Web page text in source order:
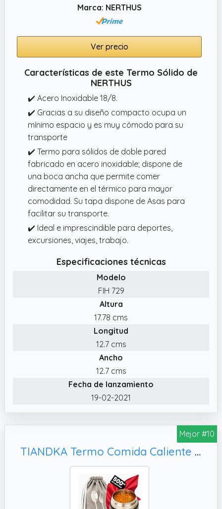
Marca: NERTHUS
Ver precio
Características de este Termo Sólido de
NERTHUS
✔️ Acero Inoxidable 18/8.
✔️ Gracias a su diseño compacto ocupa un
mínimo espacio y es muy cómodo para su
transporte
✔️ Termo para sólidos de doble pared
fabricado en acero inoxidable; dispone de
una boca ancha que permite comer
directamente en el térmico para mayor
comodidad. Su tapa dispone de Asas para
facilitar su transporte.
✔️ Ideal e imprescindible para deportes,
excursiones, viajes, trabajo.
Especificaciones técnicas
Modelo
FIH 729
Altura
17.78 cms
Longitud
12.7 cms
Ancho
12.7 cms
Fecha de lanzamiento
19-02-2021
Mejor #10
TIANDKA Termo Comida Caliente con Bolsa de Transporte, Apto Lavavajillas